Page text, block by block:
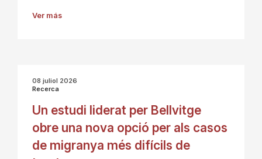
Ver más
08 juliol 2026
Recerca
Un estudi liderat per Bellvitge
obre una nova opció per als casos
de migranya més difícils de